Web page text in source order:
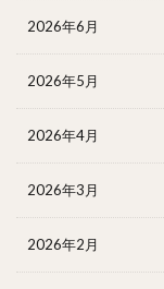
2026年6月
2026年5月
2026年4月
2026年3月
2026年2月